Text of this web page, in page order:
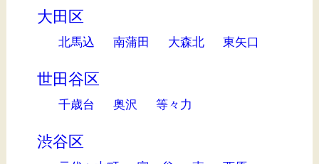
大田区
北馬込 南蒲田 大森北 東矢口
世田谷区
千歳台 奥沢 等々力
渋谷区